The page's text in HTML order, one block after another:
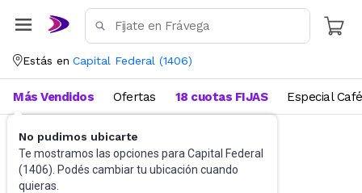
Estás en Capital Federal (1406)
No pudimos ubicarte
Te mostramos las opciones para Capital Federal
(1406). Podés cambiar tu ubicación cuando
quieras.
Más Vendidos Ofertas 18 cuotas FIJAS Especial Café
Utensilios de cocina